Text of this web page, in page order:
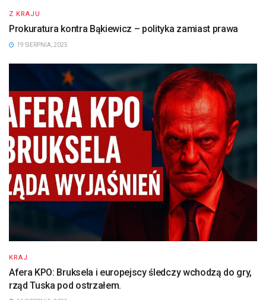
Z KRAJU
Prokuratura kontra Bąkiewicz – polityka zamiast prawa
19 SIERPNIA, 2025
KRAJ
Afera KPO: Bruksela i europejscy śledczy wchodzą do gry,
rząd Tuska pod ostrzałem.